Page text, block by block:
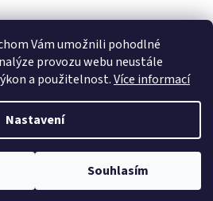
Vám umožnili pohodlné
provozu webu neustále
a použitelnost.Více informací
Nastavení
Souhlasím
. Všechna práva vyhrazena.
nastavení cookies